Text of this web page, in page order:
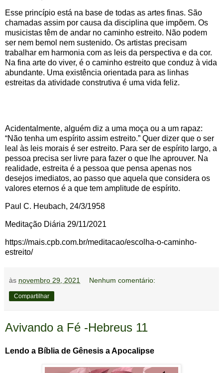
Esse princípio está na base de todas as artes finas. São
chamadas assim por causa da disciplina que impõem. Os
musicistas têm de andar no caminho estreito. Não podem
ser nem bemol nem sustenido. Os artistas precisam
trabalhar em harmonia com as leis da perspectiva e da cor.
Na fina arte do viver, é o caminho estreito que conduz à vida
abundante. Uma existência orientada para as linhas
estreitas da atividade construtiva é uma vida feliz.
Acidentalmente, alguém diz a uma moça ou a um rapaz:
“Não tenha um espírito assim estreito.” Quer dizer que o ser
leal às leis morais é ser estreito. Para ser de espírito largo, a
pessoa precisa ser livre para fazer o que lhe aprouver. Na
realidade, estreita é a pessoa que pensa apenas nos
desejos imediatos, ao passo que aquela que considera os
valores eternos é a que tem amplitude de espírito.
Paul C. Heubach, 24/3/1958
Meditação Diária 29/11/2021
https://mais.cpb.com.br/meditacao/escolha-o-caminho-
estreito/
às novembro 29, 2021 Nenhum comentário:
Compartilhar
Avivando a Fé -Hebreus 11
Lendo a Bíblia de Gênesis a Apocalipse